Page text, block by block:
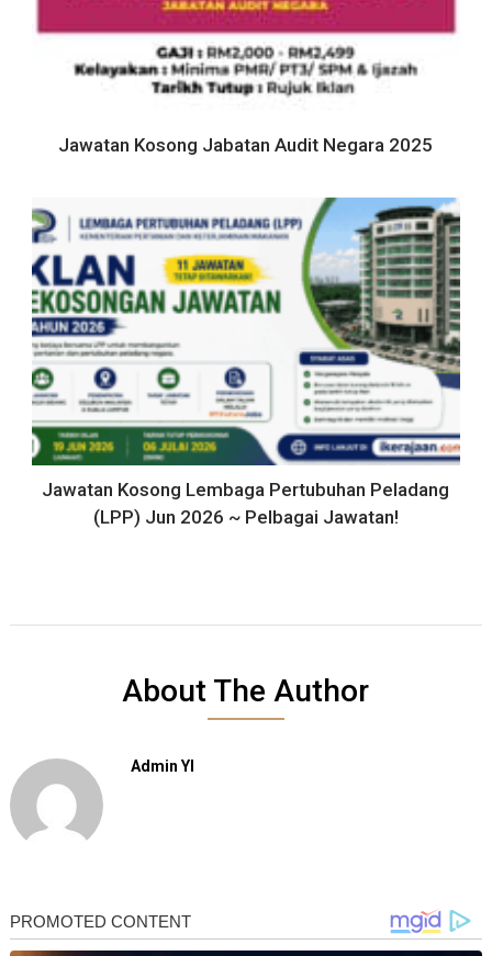
Jawatan Kosong Jabatan Audit Negara 2025
Jawatan Kosong Lembaga Pertubuhan Peladang
(LPP) Jun 2026 ~ Pelbagai Jawatan!
About The Author
Admin YI